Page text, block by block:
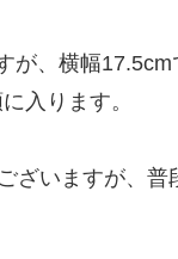
が、横幅
入ります。
ざいますが、